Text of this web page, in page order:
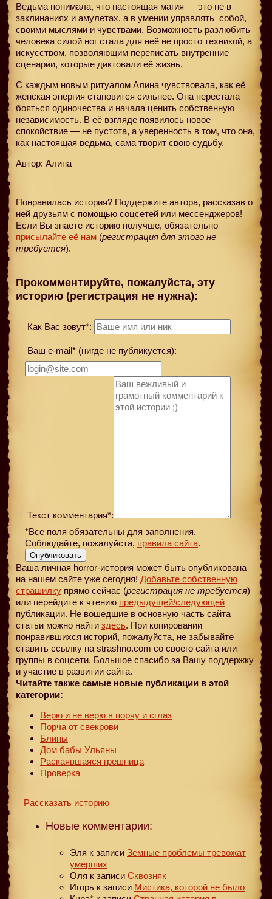
Ведьма понимала, что настоящая магия — это не в
заклинаниях и амулетах, а в умении управлять собой,
своими мыслями и чувствами. Возможность разлюбить
человека силой ног стала для неё не просто техникой, а
искусством, позволяющим переписать внутренние
сценарии, которые диктовали её жизнь.
С каждым новым ритуалом Алина чувствовала, как её
женская энергия становится сильнее. Она перестала
бояться одиночества и начала ценить собственную
независимость. В её взгляде появилось новое
спокойствие — не пустота, а уверенность в том, что она,
как настоящая ведьма, сама творит свою судьбу.
Автор: Алина
Понравилась история? Поддержите автора, рассказав о
ней друзьям с помощью соцсетей или мессенджеров!
Если Вы знаете историю получше, обязательно
присылайте её нам (регистрация для этого не
требуется).
Прокомментируйте, пожалуйста, эту
историю (регистрация не нужна):
Как Вас зовут*:
Ваш e-mail* (нигде не публикуется):
Текст комментария*:
*Все поля обязательны для заполнения.
Соблюдайте, пожалуйста, правила сайта.
Опубликовать
Ваша личная horror-история может быть опубликована
на нашем сайте уже сегодня! Добавьте собственную
страшилку прямо сейчас (регистрация не требуется)
или перейдите к чтению предыдущей/следующей
публикации. Не вошедшие в основную часть сайта
статьи можно найти здесь. При копировании
понравившихся историй, пожалуйста, не забывайте
ставить ссылку на strashno.com со своего сайта или
группы в соцсети. Большое спасибо за Вашу поддержку
и участие в развитии сайта.
Читайте также самые новые публикации в этой
категории:
Верю и не верю в порчу и сглаз
Порча от свекрови
Блины
Дом бабы Ульяны
Раскаявшаяся грешница
Проверка
Рассказать историю
Новые комментарии:
Эля к записи Земные проблемы тревожат
умерших
Оля к записи Сквозняк
Игорь к записи Мистика, которой не было